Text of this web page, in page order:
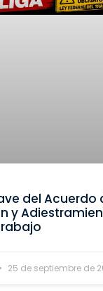
del Acuerdo
y
25 de septiembre de